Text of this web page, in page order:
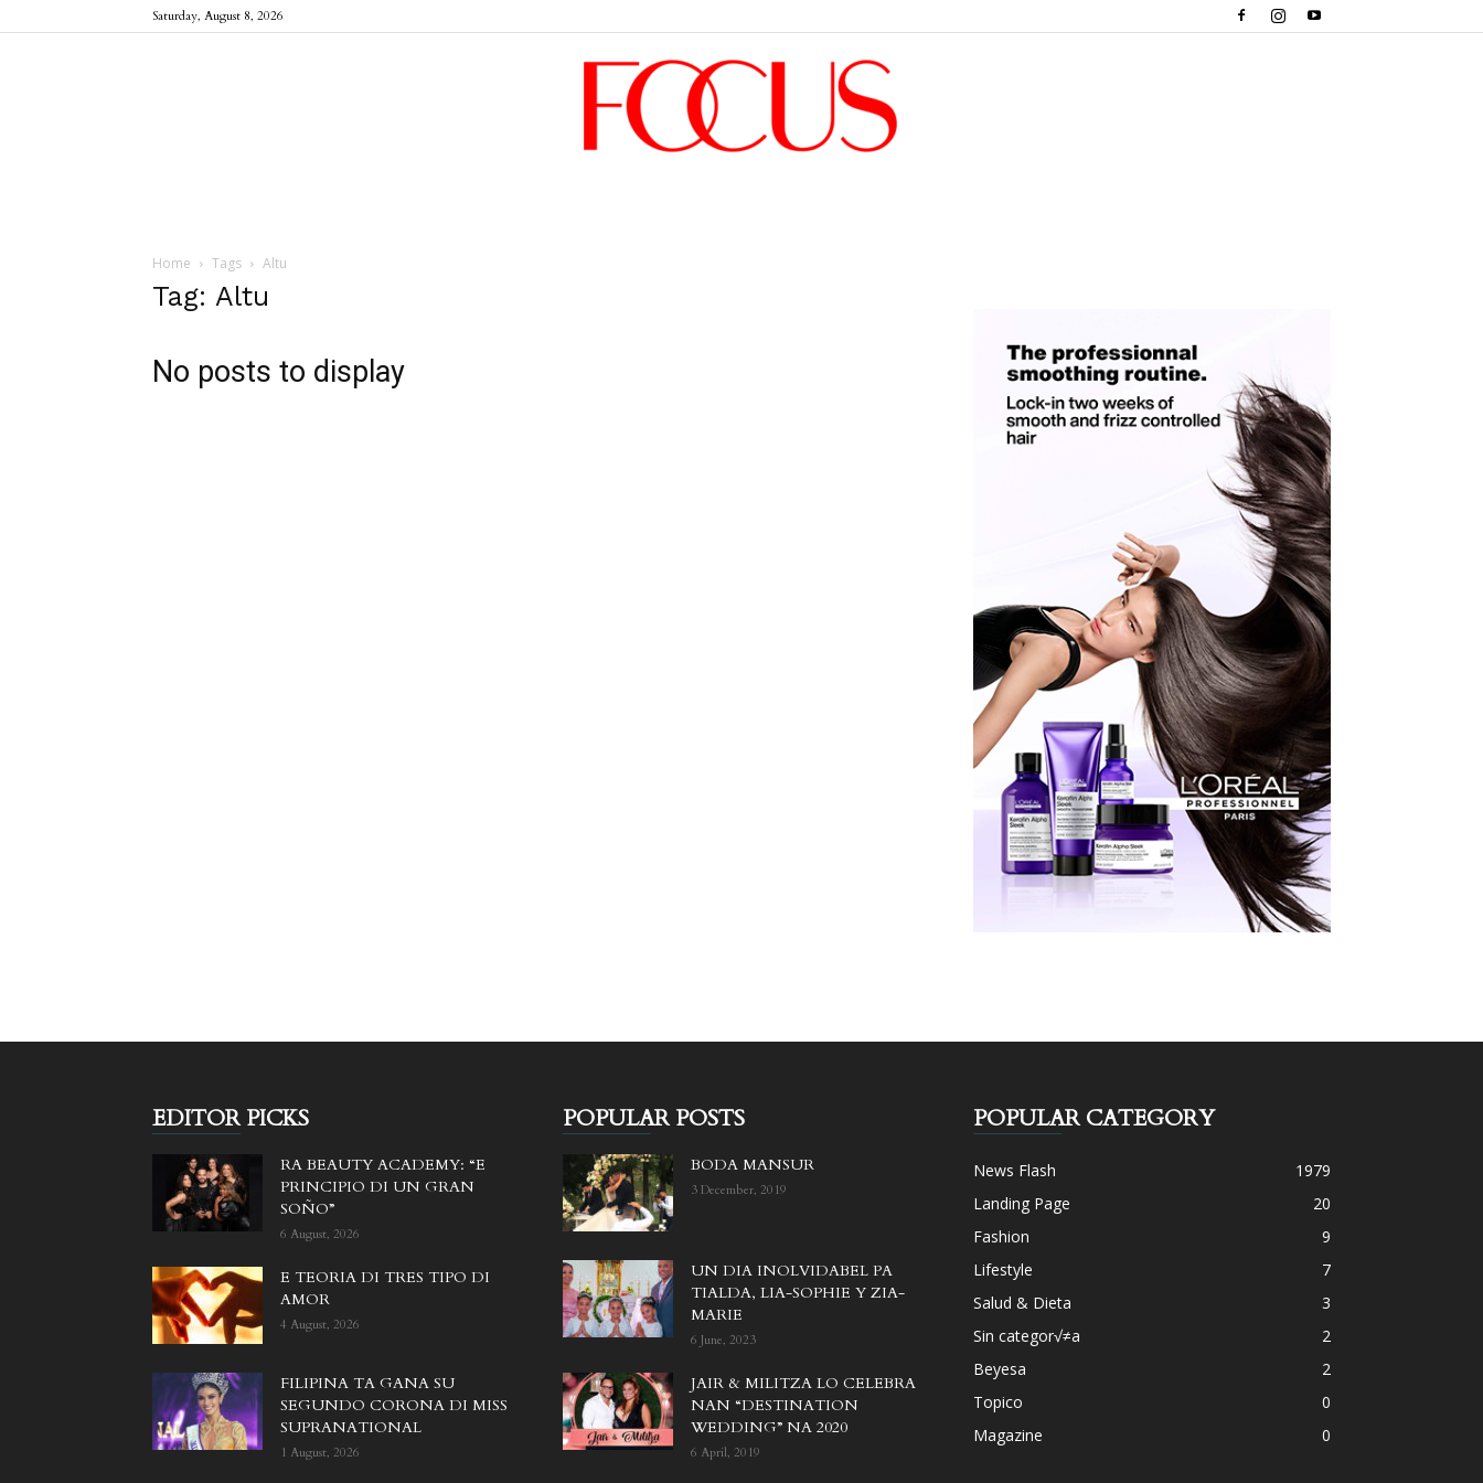
Saturday, August 8, 2026
Home Tags Altu
Tag: Altu
No posts to display
EDITOR PICKS
RA BEAUTY ACADEMY: “E
PRINCIPIO DI UN GRAN
SOÑO”
6 August, 2026
E TEORIA DI TRES TIPO DI
AMOR
4 August, 2026
FILIPINA TA GANA SU
SEGUNDO CORONA DI MISS
SUPRANATIONAL
1 August, 2026
POPULAR POSTS
BODA MANSUR
3 December, 2019
UN DIA INOLVIDABEL PA
TIALDA, LIA-SOPHIE Y ZIA-
MARIE
6 June, 2023
JAIR & MILITZA LO CELEBRA
NAN “DESTINATION
WEDDING” NA 2020
6 April, 2019
POPULAR CATEGORY
News Flash
1979
Landing Page
20
Fashion
9
Lifestyle
7
Salud & Dieta
3
Sin categor√≠a
2
Beyesa
2
Topico
0
Magazine
0